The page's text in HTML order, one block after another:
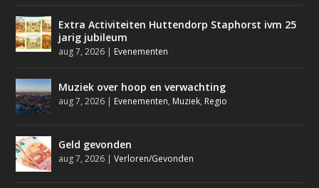
Extra Activiteiten Huttendorp Staphorst ivm 25
jarig jubileum
aug 7, 2026 | Evenementen
Muziek over hoop en verwachting
aug 7, 2026 | Evenementen, Muziek, Regio
Geld gevonden
aug 7, 2026 |Verloren/Gevonden